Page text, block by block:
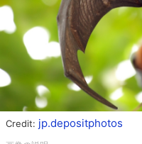
Credit: jp.depositphotos